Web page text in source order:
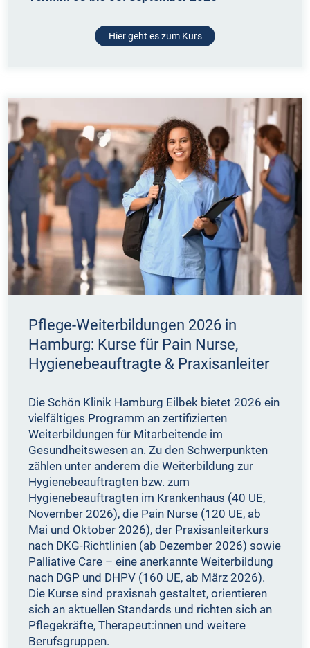
Hier geht es zum Kurs
Pflege-Weiterbildungen 2026 in
Hamburg: Kurse für Pain Nurse,
Hygienebeauftragte & Praxisanleiter
Die Schön Klinik Hamburg Eilbek bietet 2026 ein
vielfältiges Programm an zertifizierten
Weiterbildungen für Mitarbeitende im
Gesundheitswesen an. Zu den Schwerpunkten
zählen unter anderem die Weiterbildung zur
Hygienebeauftragten bzw. zum
Hygienebeauftragten im Krankenhaus (40 UE,
November 2026), die Pain Nurse (120 UE, ab
Mai und Oktober 2026), der Praxisanleiterkurs
nach DKG-Richtlinien (ab Dezember 2026) sowie
Palliative Care – eine anerkannte Weiterbildung
nach DGP und DHPV (160 UE, ab März 2026).
Die Kurse sind praxisnah gestaltet, orientieren
sich an aktuellen Standards und richten sich an
Pflegekräfte, Therapeut:innen und weitere
Berufsgruppen.